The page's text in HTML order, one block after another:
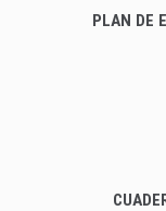
PLAN DE